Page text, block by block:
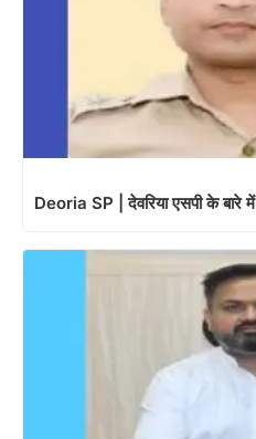
Deoria SP | देवरिया एसपी के बारे में